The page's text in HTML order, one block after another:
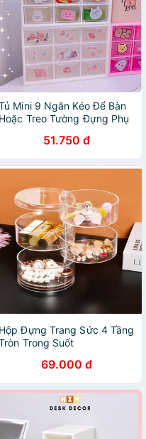
Mini 9 Ngăn Kéo Để Bàn
Hoặc Treo Tường Đựng Phụ
Nhựa 9 Ô Đa Năng Nhỏ Gọn
Đồ Cho Học Sinh
51.750 đ
Hộp Đựng Trang Sức 4 Tầng
Trong Suốt
69.000 đ